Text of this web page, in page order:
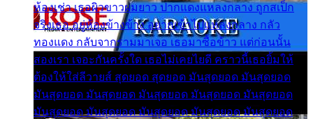
ห้องเช่า เธอผิวขาวผมยาว ปากแดงแหลงกลาง ถูกสเป็ก
จริงเธอ อยู่ห้องข้างข้าง อยากเข้าไปแหลงกลาง กลัว
ทองแดง กลับจากรามมาเจอ เธอมาซื้อข้าว แต่ก่อนนั้น
สองเรา เจอะกันครั้งใด เธอไม่เคยไยดี คราวนี้เธอยิ้มให้
ต้องให้ใส่ลีวายส์ สุดยอด สุดยอด มันสุดยอด มันสุดยอด
มันสุดยอด มันสุดยอด มันสุดยอด มันสุดยอด มันสุดยอด
มันสุดยอด มันสุดยอด มันสุดยอด มันสุดยอด มันสุดยอด